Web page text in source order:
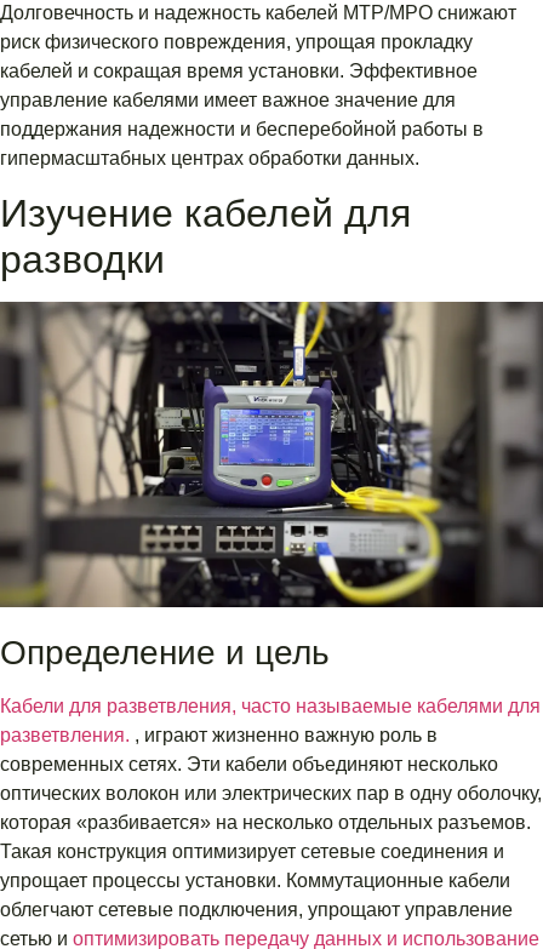
Долговечность и надежность кабелей MTP/MPO снижают
риск физического повреждения, упрощая прокладку
кабелей и сокращая время установки. Эффективное
управление кабелями имеет важное значение для
поддержания надежности и бесперебойной работы в
гипермасштабных центрах обработки данных.
Изучение кабелей для
разводки
Определение и цель
Кабели для разветвления, часто называемые кабелями для
разветвления. , играют жизненно важную роль в
современных сетях. Эти кабели объединяют несколько
оптических волокон или электрических пар в одну оболочку,
которая «разбивается» на несколько отдельных разъемов.
Такая конструкция оптимизирует сетевые соединения и
упрощает процессы установки. Коммутационные кабели
облегчают сетевые подключения, упрощают управление
сетью и оптимизировать передачу данных и использование